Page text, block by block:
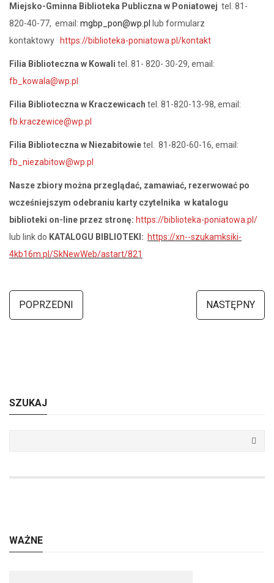
Miejsko-Gminna Biblioteka Publiczna w Poniatowej tel. 81-
820-40-77, email: mgbp_pon@wp.pl lub formularz
kontaktowy https://biblioteka-poniatowa.pl/kontakt
Filia Biblioteczna w Kowali tel. 81- 820- 30-29, email:
fb_kowala@wp.pl
Filia Biblioteczna w Kraczewicach tel. 81-820-13-98, email:
fb.kraczewice@wp.pl
Filia Biblioteczna w Niezabitowietel. 81-820-60-16, email:
fb_niezabitow@wp.pl
Nasze zbiory można przeglądać, zamawiać, rezerwować po
wcześniejszym odebraniu karty czytelnika w katalogu
biblioteki on-line przez stronę: https://biblioteka-poniatowa.pl/
lub link do KATALOGU BIBLIOTEKI: https://xn--szukamksiki-
4kb16m.pl/SkNewWeb/astart/821
POPRZEDNI NASTĘPNY
SZUKAJ
WAŻNE